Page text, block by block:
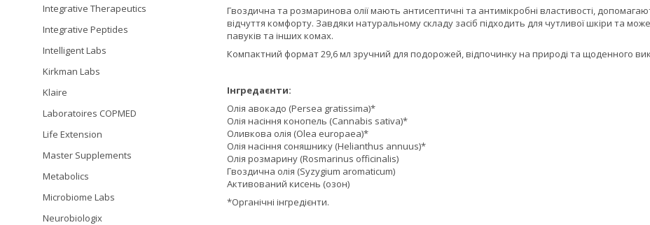
Гвоздична та розмаринова олії мають антисептичні та антимікробні властивості,
відчуття комфорту. Завдяки натуральному складу засіб підходить для чутливої шкіри та
павуків та інших комах.
Компактний формат 29,6 мл зручний для подорожей, відпочинку на природі та щоденного
Інгредаєнти:
Олія авокадо (Persea gratissima)*
Олія насіння конопель (Cannabis sativa)*
Оливкова олія (Olea europaea)*
Олія насіння соняшнику (Helianthus annuus)*
Олія розмарину (Rosmarinus officinalis)
Гвоздична олія (Syzygium aromaticum)
Активований кисень (озон)
*Органічні інгредієнти.
Integrative Therapeutics
Integrative Peptides
Intelligent Labs
Kirkman Labs
Klaire
Laboratoires COPMED
Life Extension
Master Supplements
Metabolics
Microbiome Labs
Neurobiologix